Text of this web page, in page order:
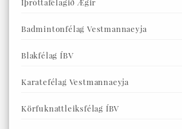
Badmintonfélag Vestmannaeyja
Blakfélag ÍBV
Karatefélag Vestmannaeyja
Körfuknattleiksfélag ÍBV